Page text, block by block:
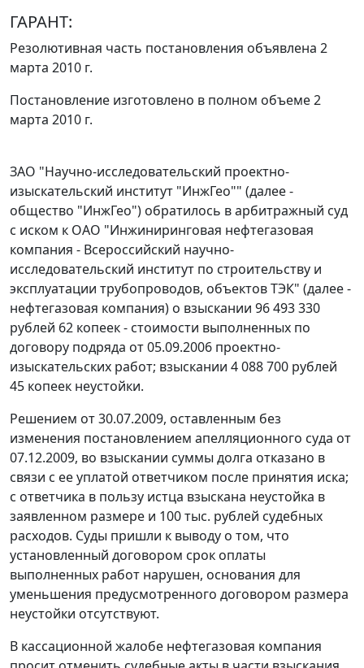
ГАРАНТ:
Резолютивная часть постановления объявлена 2
марта 2010 г.
Постановление изготовлено в полном объеме 2
марта 2010 г.
ЗАО "Научно-исследовательский проектно-
изыскательский институт "ИнжГео"" (далее -
общество "ИнжГео") обратилось в арбитражный суд
с иском к ОАО "Инжиниринговая нефтегазовая
компания - Всероссийский научно-
исследовательский институт по строительству и
эксплуатации трубопроводов, объектов ТЭК" (далее -
нефтегазовая компания) о взыскании 96 493 330
рублей 62 копеек - стоимости выполненных по
договору подряда от 05.09.2006 проектно-
изыскательских работ; взыскании 4 088 700 рублей
45 копеек неустойки.
Решением от 30.07.2009, оставленным без
изменения постановлением апелляционного суда от
07.12.2009, во взыскании суммы долга отказано в
связи с ее уплатой ответчиком после принятия иска;
с ответчика в пользу истца взыскана неустойка в
заявленном размере и 100 тыс. рублей судебных
расходов. Суды пришли к выводу о том, что
установленный договором срок оплаты
выполненных работ нарушен, основания для
уменьшения предусмотренного договором размера
неустойки отсутствуют.
В кассационной жалобе нефтегазовая компания